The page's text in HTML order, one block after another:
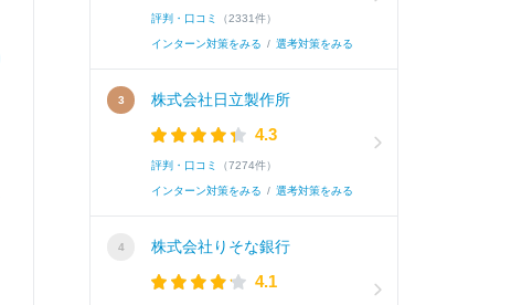
評判・口コミ （2331件）
インターン対策をみる / 選考対策をみる
株式会社日立製作所
4.3
評判・口コミ （7274件）
インターン対策をみる / 選考対策をみる
株式会社りそな銀行
4.1